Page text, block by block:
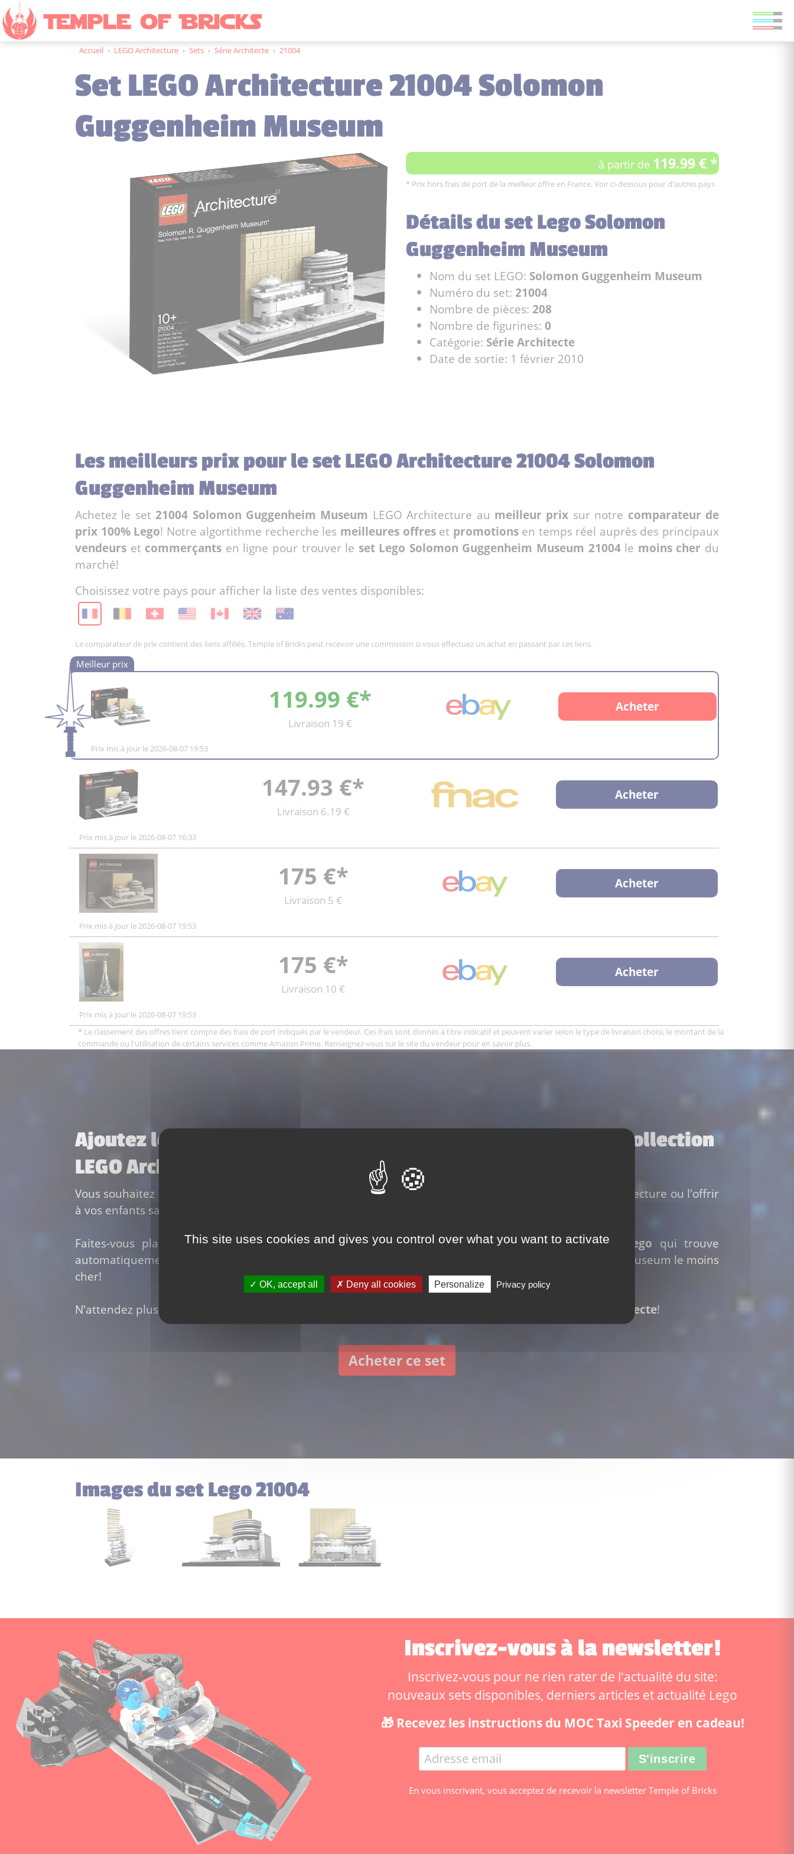
Accueil › LEGO Architecture › Sets › Série Architecte › 21004
Set LEGO Architecture 21004 Solomon
Guggenheim Museum
à partir de 119.99 € *
* Prix hors frais de port de la meilleur offre en France. Voir ci-dessous pour d'autres pays
Détails du set Lego Solomon
Guggenheim Museum
Nom du set LEGO: Solomon Guggenheim Museum
Numéro du set: 21004
Nombre de pièces: 208
Nombre de figurines: 0
Catégorie: Série Architecte
Date de sortie: 1 février 2010
Les meilleurs prix pour le set LEGO Architecture 21004 Solomon
Guggenheim Museum
Achetez le set 21004 Solomon Guggenheim Museum LEGO Architecture au meilleur prix sur notre comparateur de
prix 100% Lego! Notre algortithme recherche les meilleures offreset promotionsen temps réel auprès des principaux
vendeurs et commerçants en ligne pour trouver le set Lego Solomon Guggenheim Museum 21004le moins cher du
marché!
Choisissez votre pays pour afficher la liste des ventes disponibles:
Le comparateur de prix contient des liens affiliés. Temple of Bricks peut recevoir une commission si vous effectuez un achat en passant par ces liens.
119.99 €*
Livraison 19 €
Acheter
Prix mis à jour le 2026-08-07 19:53
147.93 €*
Livraison 6.19 €
Acheter
Prix mis à jour le 2026-08-07 16:33
175 €*
Livraison 5 €
Acheter
Prix mis à jour le 2026-08-07 19:53
175 €*
Livraison 10 €
Acheter
Prix mis à jour le 2026-08-07 19:53
* Le classement des offres tient compte des frais de port indiqués par le vendeur. Ces frais sont donnés à titre indicatif et peuvent varier selon le type de livraison choisi, le montant de la
commande ou l'utilisation de certains services comme Amazon Prime. Renseignez-vous sur le site du vendeur pour en savoir plus.
Ajoutez le set 21004 Solomon Guggenheim Museum à votre collection
LEGO Architecture
Vous souhaitez ajouter le set Lego 21004 Solomon Guggenheim Museum
à votre collection LEGO Architecture ou l'offrir
à vos enfants sans vous ruiner?
Faites-vous plaisir grâce à Templeofbricks.com! Notre site est uncomparateur de prix 100% Lego qui trouve
automatiquement les
pour acheter le set Lego 21004 Solomon Guggenheim Museum le moins
cher!
N'attendez plus pour vous faire plaisir et ajouter ce set à votre collection LEGO Architecture Série Architecte!
Acheter ce set
Images du set Lego 21004
Inscrivez-vous à la newsletter!
Inscrivez-vous pour ne rien rater de l'actualité du site:
nouveaux sets disponibles, derniers articles et actualité Lego
🎁 Recevez les instructions du MOC Taxi Speeder en cadeau!
En vous inscrivant, vous acceptez de recevoir la newsletter Temple of Bricks
This site uses cookies and gives you control over what you want to activate
OK, accept all Deny all cookies Personalize Privacy policy